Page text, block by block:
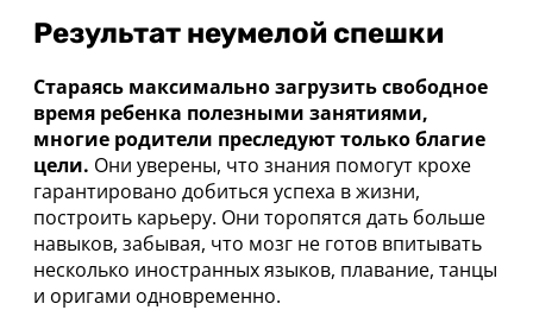
Результат неумелой спешки
Стараясь максимально загрузить свободное
время ребенка полезными занятиями,
многие родители преследуют только благие
цели. Они уверены, что знания помогут крохе
гарантировано добиться успеха в жизни,
построить карьеру. Они торопятся дать больше
навыков, забывая, что мозг не готов впитывать
несколько иностранных языков, плавание, танцы
и оригами одновременно.